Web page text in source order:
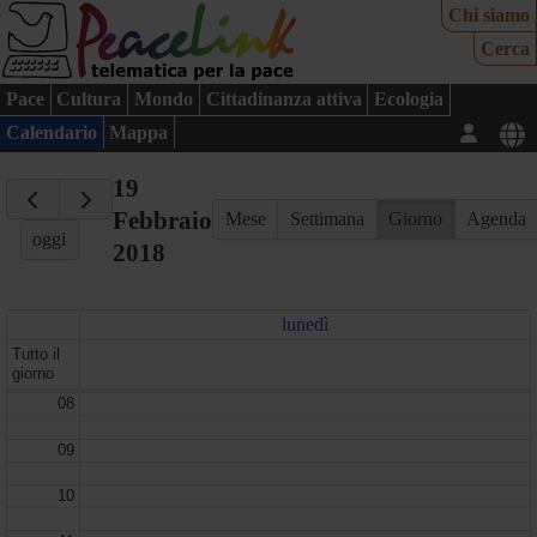
Chi siamo
Cerca
Pace Cultura Mondo Cittadinanza attiva
Ecologia
Calendario
Mappa
oggi
19
Febbraio
2018
Mese Settimana Giorno Agenda
lunedì
Tutto il
giorno
08
09
10